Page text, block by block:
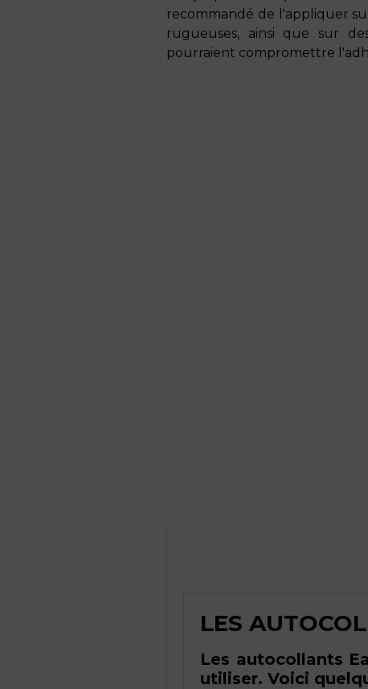
recommandé de l'appliquer
rugueuses, ainsi que sur
pourraient compromettre
LES
Les autocollants
utiliser. Voici